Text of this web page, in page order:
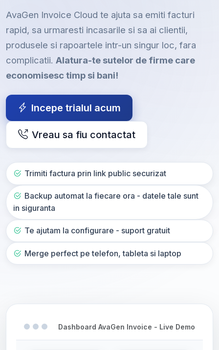
AvaGen Invoice Cloud te ajuta sa emiti facturi
rapid, sa urmaresti incasarile si sa ai clientii,
produsele si rapoartele intr-un singur loc, fara
complicatii. Alatura-te sutelor de firme care
economisesc timp si bani!
Incepe trialul acum
Vreau sa fiu contactat
Trimiti factura prin link public securizat
Backup automat la fiecare ora - datele tale sunt
in siguranta
Te ajutam la configurare - suport gratuit
Merge perfect pe telefon, tableta si laptop
Dashboard AvaGen Invoice - Live Demo